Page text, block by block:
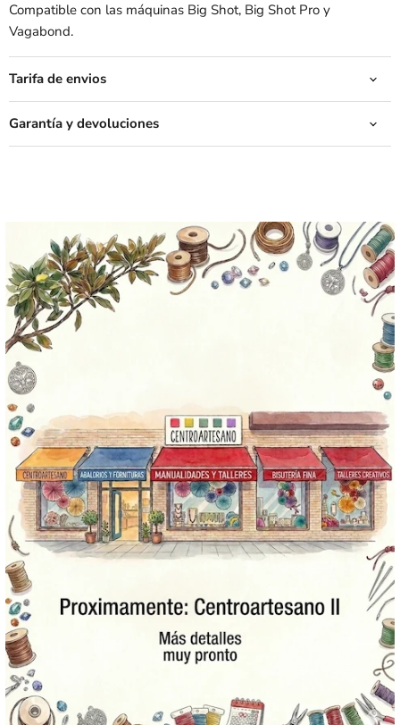
Compatible con las máquinas Big Shot, Big Shot Pro y
Vagabond.
Tarifa de envios
Garantía y devoluciones